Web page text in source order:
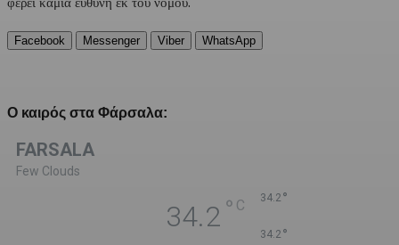
Facebook Messenger Viber WhatsApp
Ο καιρός στα Φάρσαλα:
FARSALA
Few Clouds
34.2 ° C 34.2 °
34.2 °